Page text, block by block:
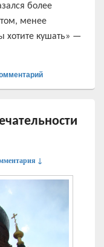
более
менее
хотите кушать» —
неприятия до
↓